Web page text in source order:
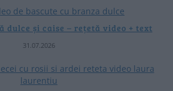
dulce și caise – rețetă video + text
31.07.2026